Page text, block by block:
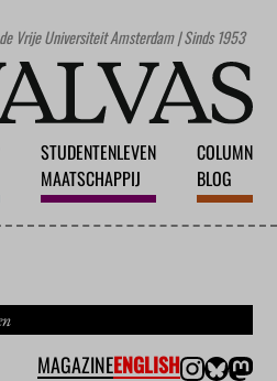
Vrije Universiteit Amsterdam | Sinds 1953
STUDENTENLEVEN
MAATSCHAPPIJ
COLUMN
BLOG
MAGAZINEENGLISH